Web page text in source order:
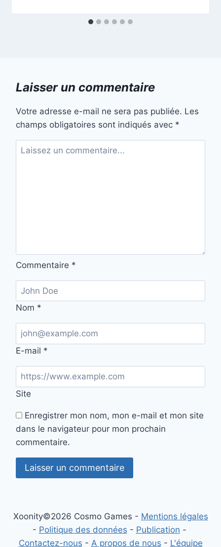
Laisser un commentaire
Votre adresse e-mail ne sera pas publiée. Les
champs obligatoires sont indiqués avec *
Commentaire *
Nom *
E-mail *
Site
Enregistrer mon nom, mon e-mail et mon site
dans le navigateur pour mon prochain
commentaire.
Xoonity©2026 Cosmo Games - Mentions légales
- Politique des données - Publication -
Contactez-nous - A propos de nous - L'équipe